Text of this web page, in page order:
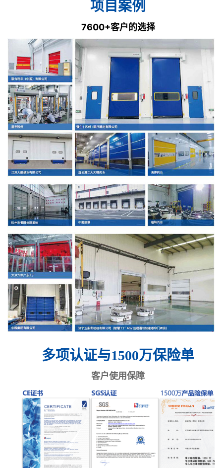
项目案例
7600+客户的选择
多项认证与1500万保险单
客户使用保障